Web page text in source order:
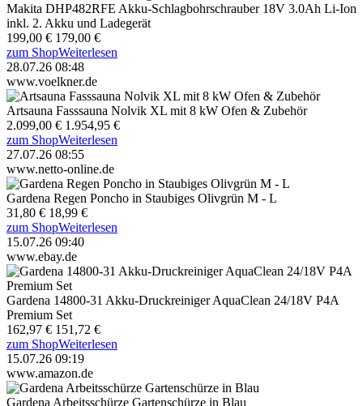
Makita DHP482RFE Akku-Schlagbohrschrauber 18V 3.0Ah Li-Ion
inkl. 2. Akku und Ladegerät
199,00 € 179,00 €
zum ShopWeiterlesen
28.07.26 08:48
www.voelkner.de
Artsauna Fasssauna Nolvik XL mit 8 kW Ofen & Zubehör
2.099,00 € 1.954,95 €
zum ShopWeiterlesen
27.07.26 08:55
www.netto-online.de
Gardena Regen Poncho in Staubiges Olivgrün M - L
31,80 € 18,99 €
zum ShopWeiterlesen
15.07.26 09:40
www.ebay.de
Gardena 14800-31 Akku-Druckreiniger AquaClean 24/18V P4A
Premium Set
162,97 € 151,72 €
zum ShopWeiterlesen
15.07.26 09:19
www.amazon.de
Gardena Arbeitsschürze Gartenschürze in Blau